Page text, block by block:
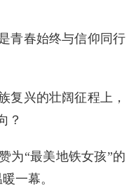
青春始终与信仰同行
复兴的壮阔征程上，
？
为“最美地铁女孩”的
一幕。